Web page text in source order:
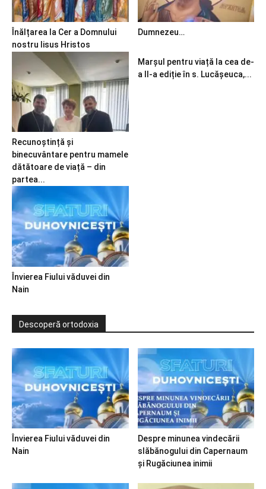
Înălțarea la Cer a Domnului
nostru Iisus Hristos
Dumnezeu…
Recunoștință și
binecuvântare pentru mamele
dătătoare de viață – din
partea...
Marșul pentru viață la cea de-
a II-a ediție în s. Lucășeuca,...
Învierea Fiului văduvei din
Nain
Descoperă ortodoxia
Învierea Fiului văduvei din
Nain
Despre minunea vindecării
slăbănogului din Capernaum
și Rugăciunea inimii